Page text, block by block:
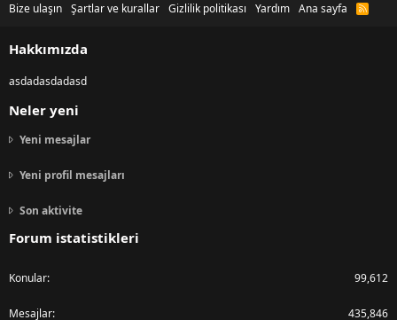
Bize ulaşın Şartlar ve kurallar Gizlilik politikası Yardım Ana sayfa
R
Hakkımızda
asdadasdadasd
Neler yeni
Yeni mesajlar
Yeni profil mesajları
Son aktivite
Forum istatistikleri
Konular 99,612
Mesajlar 435,846